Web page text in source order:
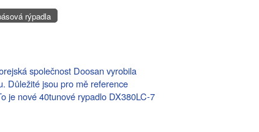
rýpadla
společnost Doosan vyrobila
Důležité jsou pro mě reference
je nové 40tunové rypadlo DX380LC-7